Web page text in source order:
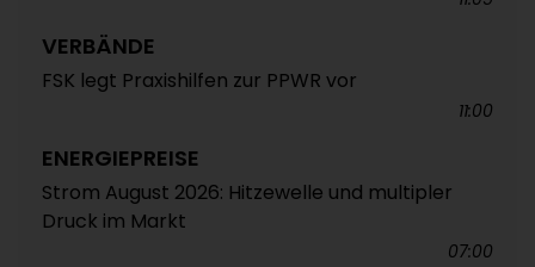
VERBÄNDE
FSK legt Praxishilfen zur PPWR vor
11:00
ENERGIEPREISE
Strom August 2026: Hitzewelle und multipler
Druck im Markt
07:00